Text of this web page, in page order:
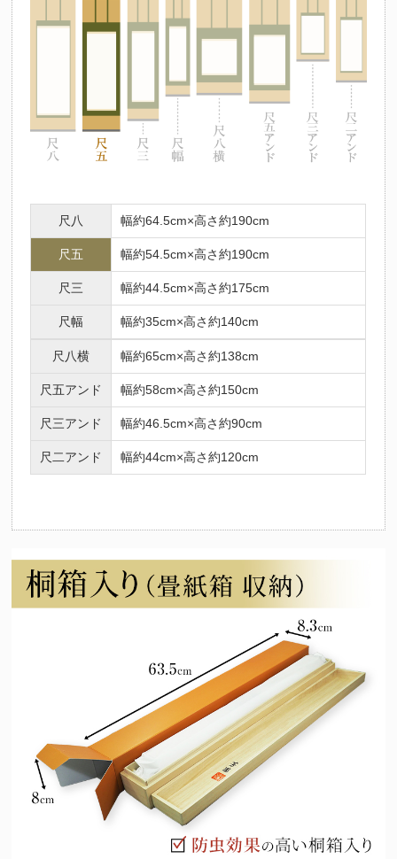
尺八 幅約64.5cm×高さ約190cm
尺五 幅約54.5cm×高さ約190cm
尺三 幅約44.5cm×高さ約175cm
尺幅 幅約35cm×高さ約140cm
尺八横 幅約65cm×高さ約138cm
尺五アンド 幅約58cm×高さ約150cm
尺三アンド 幅約46.5cm×高さ約90cm
尺二アンド 幅約44cm×高さ約120cm